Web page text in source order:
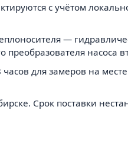
с учётом
—
преобразователя насоса
для замеров на
Срок поставки